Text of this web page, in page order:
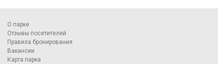
О парке
Отзывы посетителей
Правила бронирования
Вакансии
Карта парка